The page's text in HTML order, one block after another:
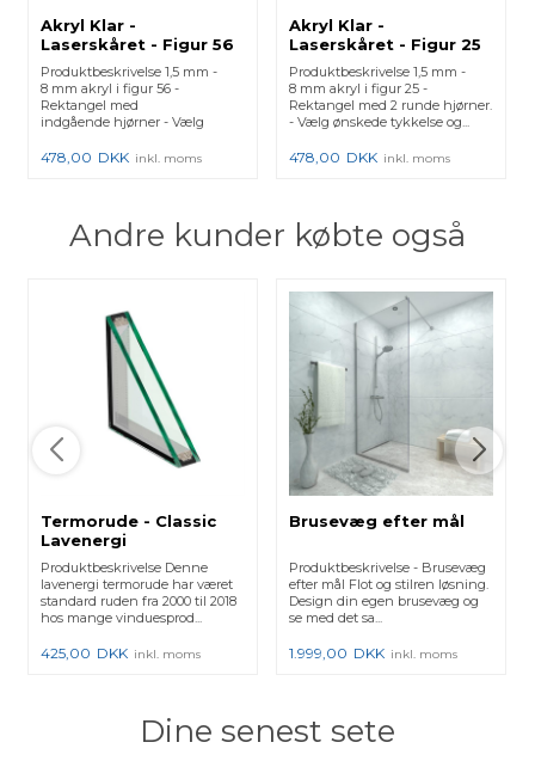
Akryl Klar -
Laserskåret - Figur 56
Produktbeskrivelse 1,5 mm -
8 mm akryl i figur 56 -
Rektangel med
indgående hjørner - Vælg
478,00 DKK inkl. moms
Akryl Klar -
Laserskåret - Figur 25
Produktbeskrivelse 1,5 mm -
8 mm akryl i figur 25 -
Rektangel med 2 runde hjørner.
- Vælg ønskede tykkelse og...
478,00 DKK inkl. moms
Andre kunder købte også
Termorude - Classic
Lavenergi
Produktbeskrivelse Denne
lavenergi termorude har været
standard ruden fra 2000 til 2018
hos mange vinduesprod...
425,00 DKK inkl. moms
Brusevæg efter mål
Produktbeskrivelse - Brusevæg
efter mål Flot og stilren løsning.
Design din egen brusevæg og
se med det sa...
1.999,00 DKK inkl. moms
Dine senest sete